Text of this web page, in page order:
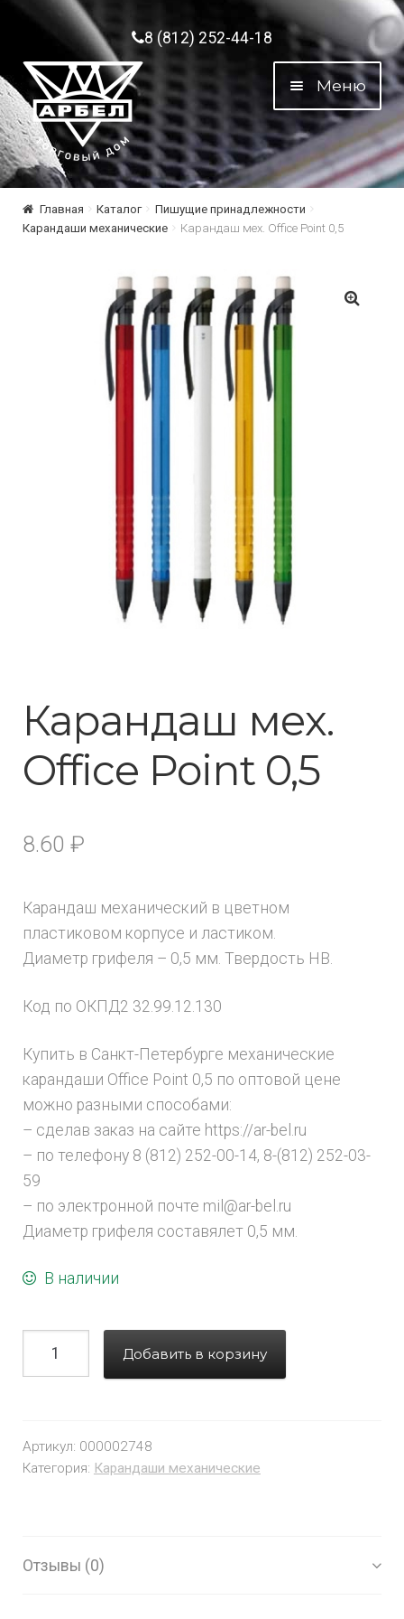
Перейти к навигации
Перейти к содержимому8 (812) 252-44-18
Меню
Главная Каталог
Пишущие принадлежности
Карандаши механические
Карандаш мех. Office Point 0,5
Карандаш мех.
Office Point 0,5
8.60 ₽
Карандаш механический в цветном
пластиковом корпусе и ластиком.
Диаметр грифеля – 0,5 мм. Твердость HB.
Код по ОКПД2 32.99.12.130
Купить в Санкт-Петербурге механические
карандаши Office Point 0,5 по оптовой цене
можно разными способами:
– сделав заказ на сайте https://ar-bel.ru
– по телефону 8 (812) 252-00-14, 8-(812) 252-03-
59
– по электронной почте mil@ar-bel.ru
Диаметр грифеля составялет 0,5 мм.
В наличии
Добавить в корзину
Артикул: 000002748
Категория: Карандаши механические
Отзывы (0)